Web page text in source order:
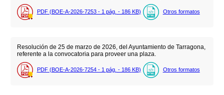
PDF (BOE-A-2026-7253 - 1 pág. - 186 KB) Otros formatos
Resolución de 25 de marzo de 2026, del Ayuntamiento de Tarragona,
referente a la convocatoria para proveer una plaza.
PDF (BOE-A-2026-7254 - 1 pág. - 186 KB) Otros formatos